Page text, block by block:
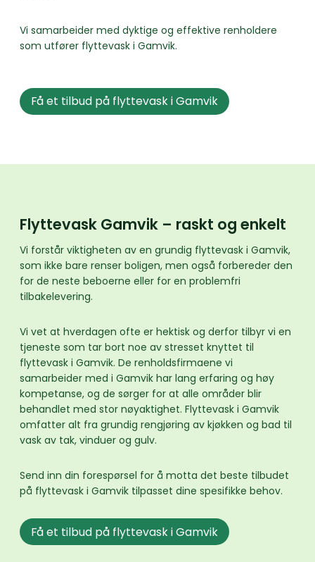
Vi samarbeider med dyktige og effektive renholdere
som utfører flyttevask i Gamvik.
Få et tilbud på flyttevask i Gamvik
Flyttevask Gamvik – raskt og enkelt
Vi forstår viktigheten av en grundig flyttevask i Gamvik,
som ikke bare renser boligen, men også forbereder den
for de neste beboerne eller for en problemfri
tilbakelevering.
Vi vet at hverdagen ofte er hektisk og derfor tilbyr vi en
tjeneste som tar bort noe av stresset knyttet til
flyttevask i Gamvik. De renholdsfirmaene vi
samarbeider med i Gamvik har lang erfaring og høy
kompetanse, og de sørger for at alle områder blir
behandlet med stor nøyaktighet. Flyttevask i Gamvik
omfatter alt fra grundig rengjøring av kjøkken og bad til
vask av tak, vinduer og gulv.
Send inn din forespørsel for å motta det beste tilbudet
på flyttevask i Gamvik tilpasset dine spesifikke behov.
Få et tilbud på flyttevask i Gamvik